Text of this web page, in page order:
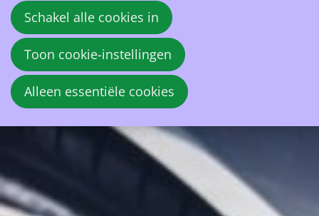
gebruikers en werkgevers.
EV Belgium
27 september 2024 om 16:30
Schakel alle cookies in
Toon cookie-instellingen
Alleen essentiële cookies